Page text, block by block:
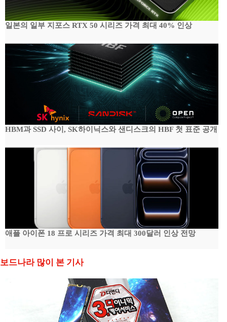
일본의 일부 지포스 RTX 50 시리즈 가격 최대 40% 인상
HBM과 SSD 사이, SK하이닉스와 샌디스크의 HBF 첫 표준 공개
애플 아이폰 18 프로 시리즈 가격 최대 300달러 인상 전망
보드나라 많이 본 기사